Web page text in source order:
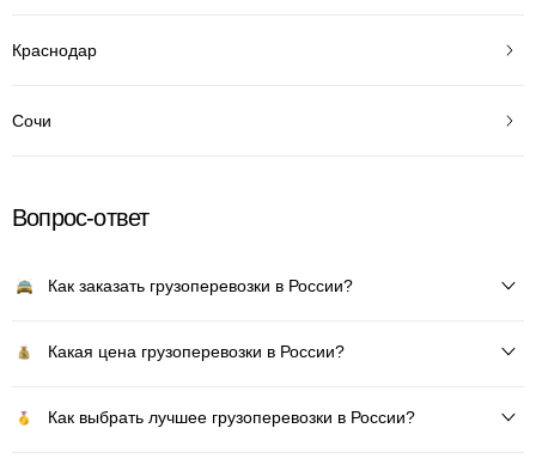
Краснодар
Сочи
Вопрос-ответ
Как заказать грузоперевозки в России?
Какая цена грузоперевозки в России?
Как выбрать лучшее грузоперевозки в России?